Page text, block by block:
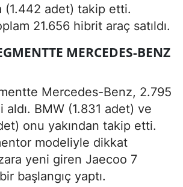
(1.442 adet) takip etti.
21.656 hibrit araç satıldı.
MERCEDES-BENZ
Mercedes-Benz, 2.795
BMW (1.831 adet) ve
onu yakından takip etti.
modeliyle dikkat
yeni giren Jaecoo 7
başlangıç yaptı.